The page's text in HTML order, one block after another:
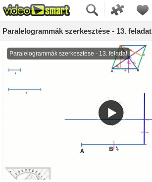
Paralelogrammák szerkesztése - 13. feladat